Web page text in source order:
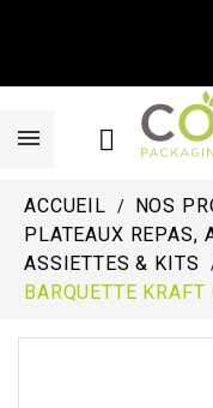
ACCUEIL
NOS
PLATEAUX REPAS,
ASSIETTES & KITS
BARQUETTE